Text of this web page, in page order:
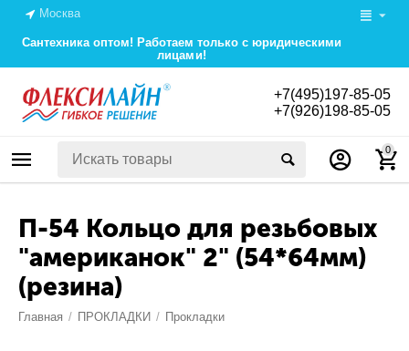
Москва
Сантехника оптом! Работаем только с юридическими
лицами!
+7(495)197-85-05
+7(926)198-85-05
0
П-54 Кольцо для резьбовых
"американок" 2" (54*64мм)
(резина)
Главная / ПРОКЛАДКИ / Прокладки